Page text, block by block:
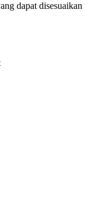
dapat disesuaikan